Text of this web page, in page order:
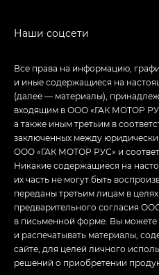
Все права на информацию,
и иные содержащиеся на
(далее — материалы),
входящим в ООО «ГАК МОТОР
а также иным третьим в
заключенных между
ООО «ГАК МОТОР РУС» и
Никакие содержащиеся на
их часть не могут быть
переданы третьим лицам в
предварительного согласия
в письменной форме. Вы можете
и распечатывать материалы,
сайте, для целей личного
решений о приобретении